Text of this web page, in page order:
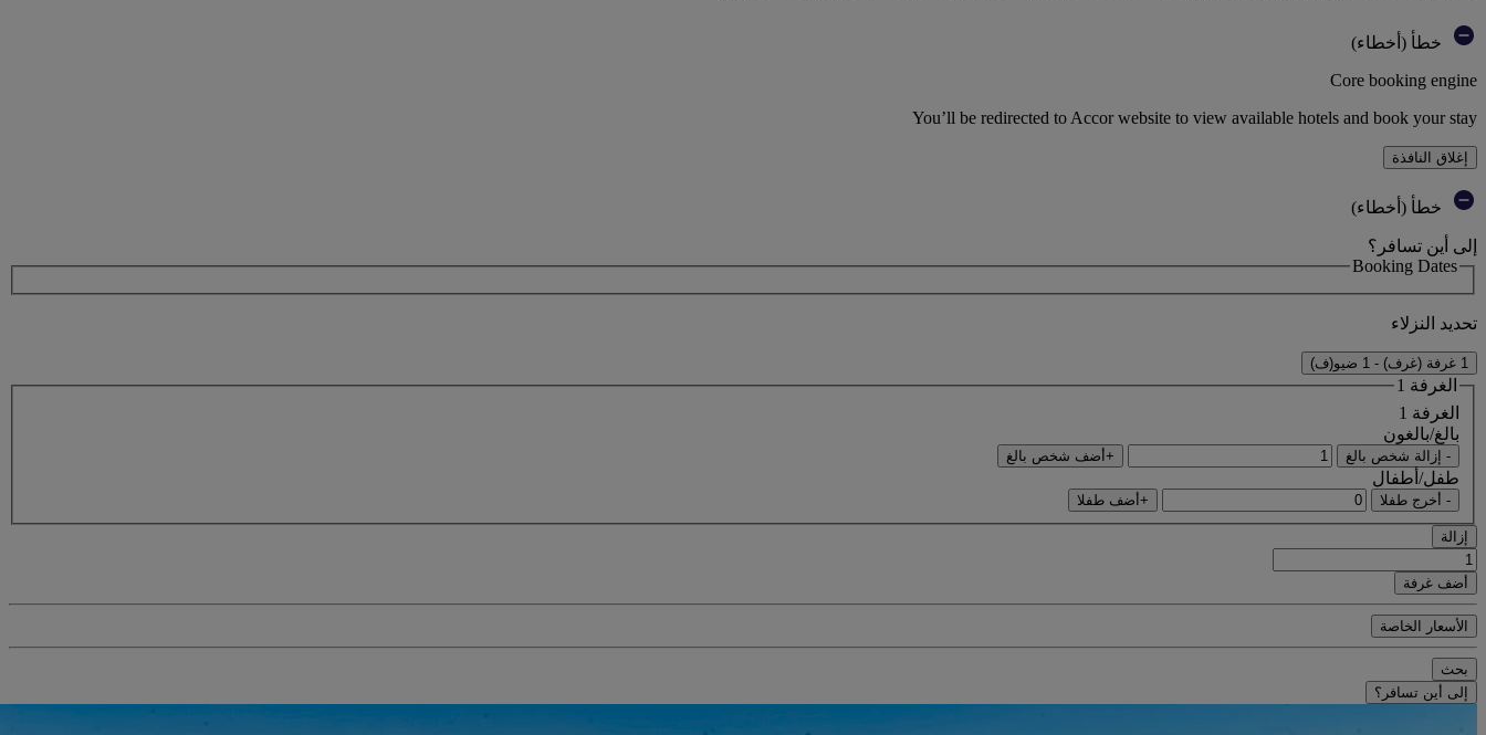
خطأ (أخطاء)
Core booking engine
You’ll be redirected to Accor website to view available hotels and book your stay
إغلاق النافذة
خطأ (أخطاء)
إلى أين تسافر؟
Booking Dates
تحديد النزلاء
1 غرفة (غرف) - 1 ضيو(ف)
الغرفة 1
الغرفة 1
بالغ/بالغون
- إزالة شخص بالغ +أضف شخص بالغ
طفل/أطفال
- أخرج طفلا +أضف طفلا
إزالة
أضف غرفة
الأسعار الخاصة
بحث
إلى أين تسافر؟